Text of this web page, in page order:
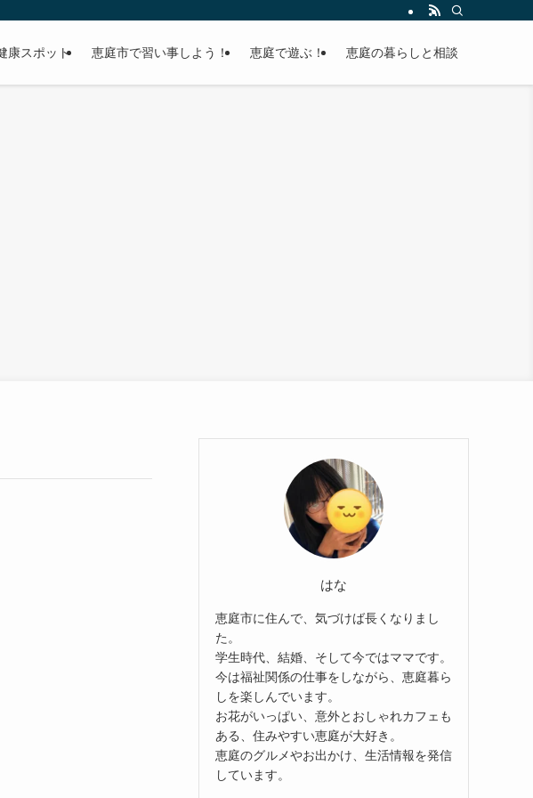
康スポット 恵庭市で習い事しよう！ 恵庭で遊ぶ！ 恵庭の暮らしと相談
はな
恵庭市に住んで、気づけば長くなりまし
た。
学生時代、結婚、そして今ではママです。
今は福祉関係の仕事をしながら、恵庭暮ら
しを楽しんでいます。
お花がいっぱい、意外とおしゃれカフェも
ある、住みやすい恵庭が大好き。
恵庭のグルメやお出かけ、生活情報を発信
しています。